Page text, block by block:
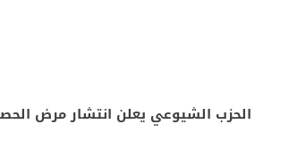
الحزب الشيوعي يعلن انتشار مرض